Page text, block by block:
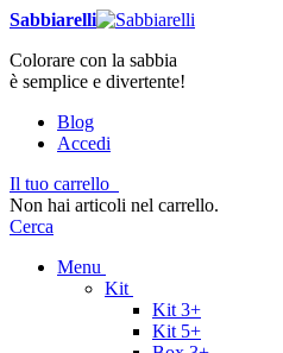
Sabbiarelli
Colorare con la sabbia
è semplice e divertente!
Blog
Accedi
Il tuo carrello
Non hai articoli nel carrello.
Cerca
Menu
Kit
Kit 3+
Kit 5+